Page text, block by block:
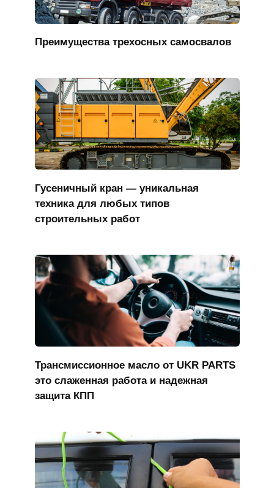
Преимущества трехосных самосвалов
Гусеничный кран — уникальная
техника для любых типов
строительных работ
Трансмиссионное масло от UKR PARTS
это слаженная работа и надежная
защита КПП